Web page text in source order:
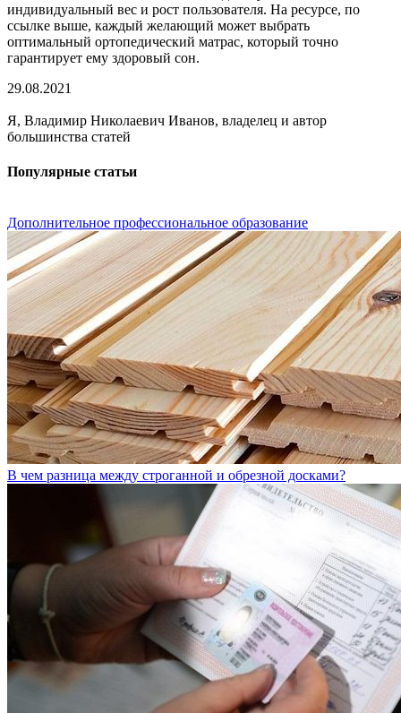
индивидуальный вес и рост пользователя. На ресурсе, по
ссылке выше, каждый желающий может выбрать
оптимальный ортопедический матрас, который точно
гарантирует ему здоровый сон.
29.08.2021
Я, Владимир Николаевич Иванов, владелец и автор
большинства статей
Популярные статьи
Дополнительное профессиональное образование
В чем разница между строганной и обрезной досками?